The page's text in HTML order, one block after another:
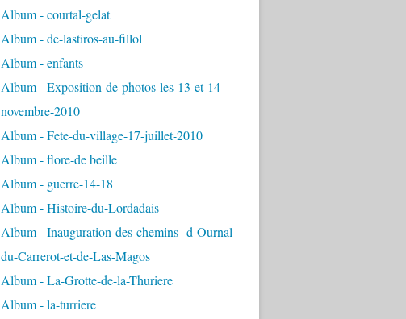
Album - courtal-gelat
Album - de-lastiros-au-fillol
Album - enfants
Album - Exposition-de-photos-les-13-et-14-
novembre-2010
Album - Fete-du-village-17-juillet-2010
Album - flore-de beille
Album - guerre-14-18
Album - Histoire-du-Lordadais
Album - Inauguration-des-chemins--d-Ournal--
du-Carrerot-et-de-Las-Magos
Album - La-Grotte-de-la-Thuriere
Album - la-turriere